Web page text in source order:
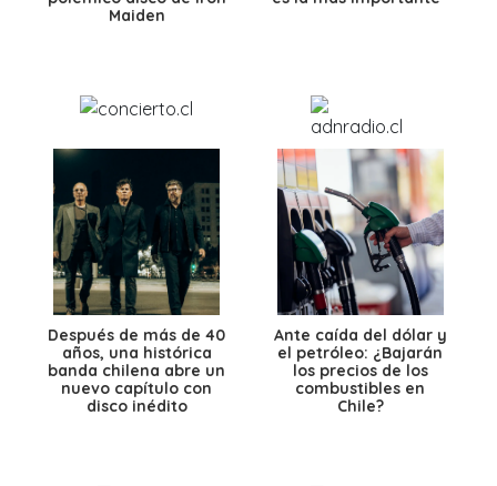
Maiden
Después de más de 40
años, una histórica
banda chilena abre un
nuevo capítulo con
disco inédito
Ante caída del dólar y
el petróleo: ¿Bajarán
los precios de los
combustibles en
Chile?